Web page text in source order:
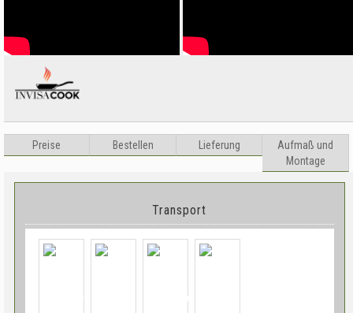
Preise Bestellen Lieferung Aufmaß und
Montage
Transport